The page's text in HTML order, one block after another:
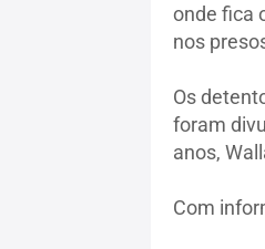
onde fica
nos
Os
foram
anos,
Com